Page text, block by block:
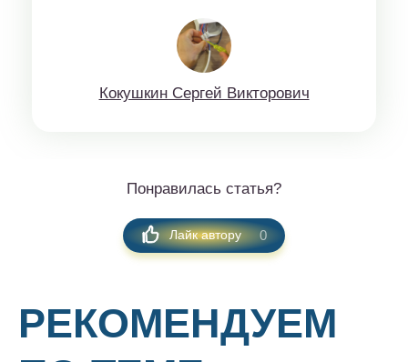
Кoкушкин Сeргей Виктopoвич
Понравилась статья?
Лайк автору 0
РЕКОМЕНДУЕМ